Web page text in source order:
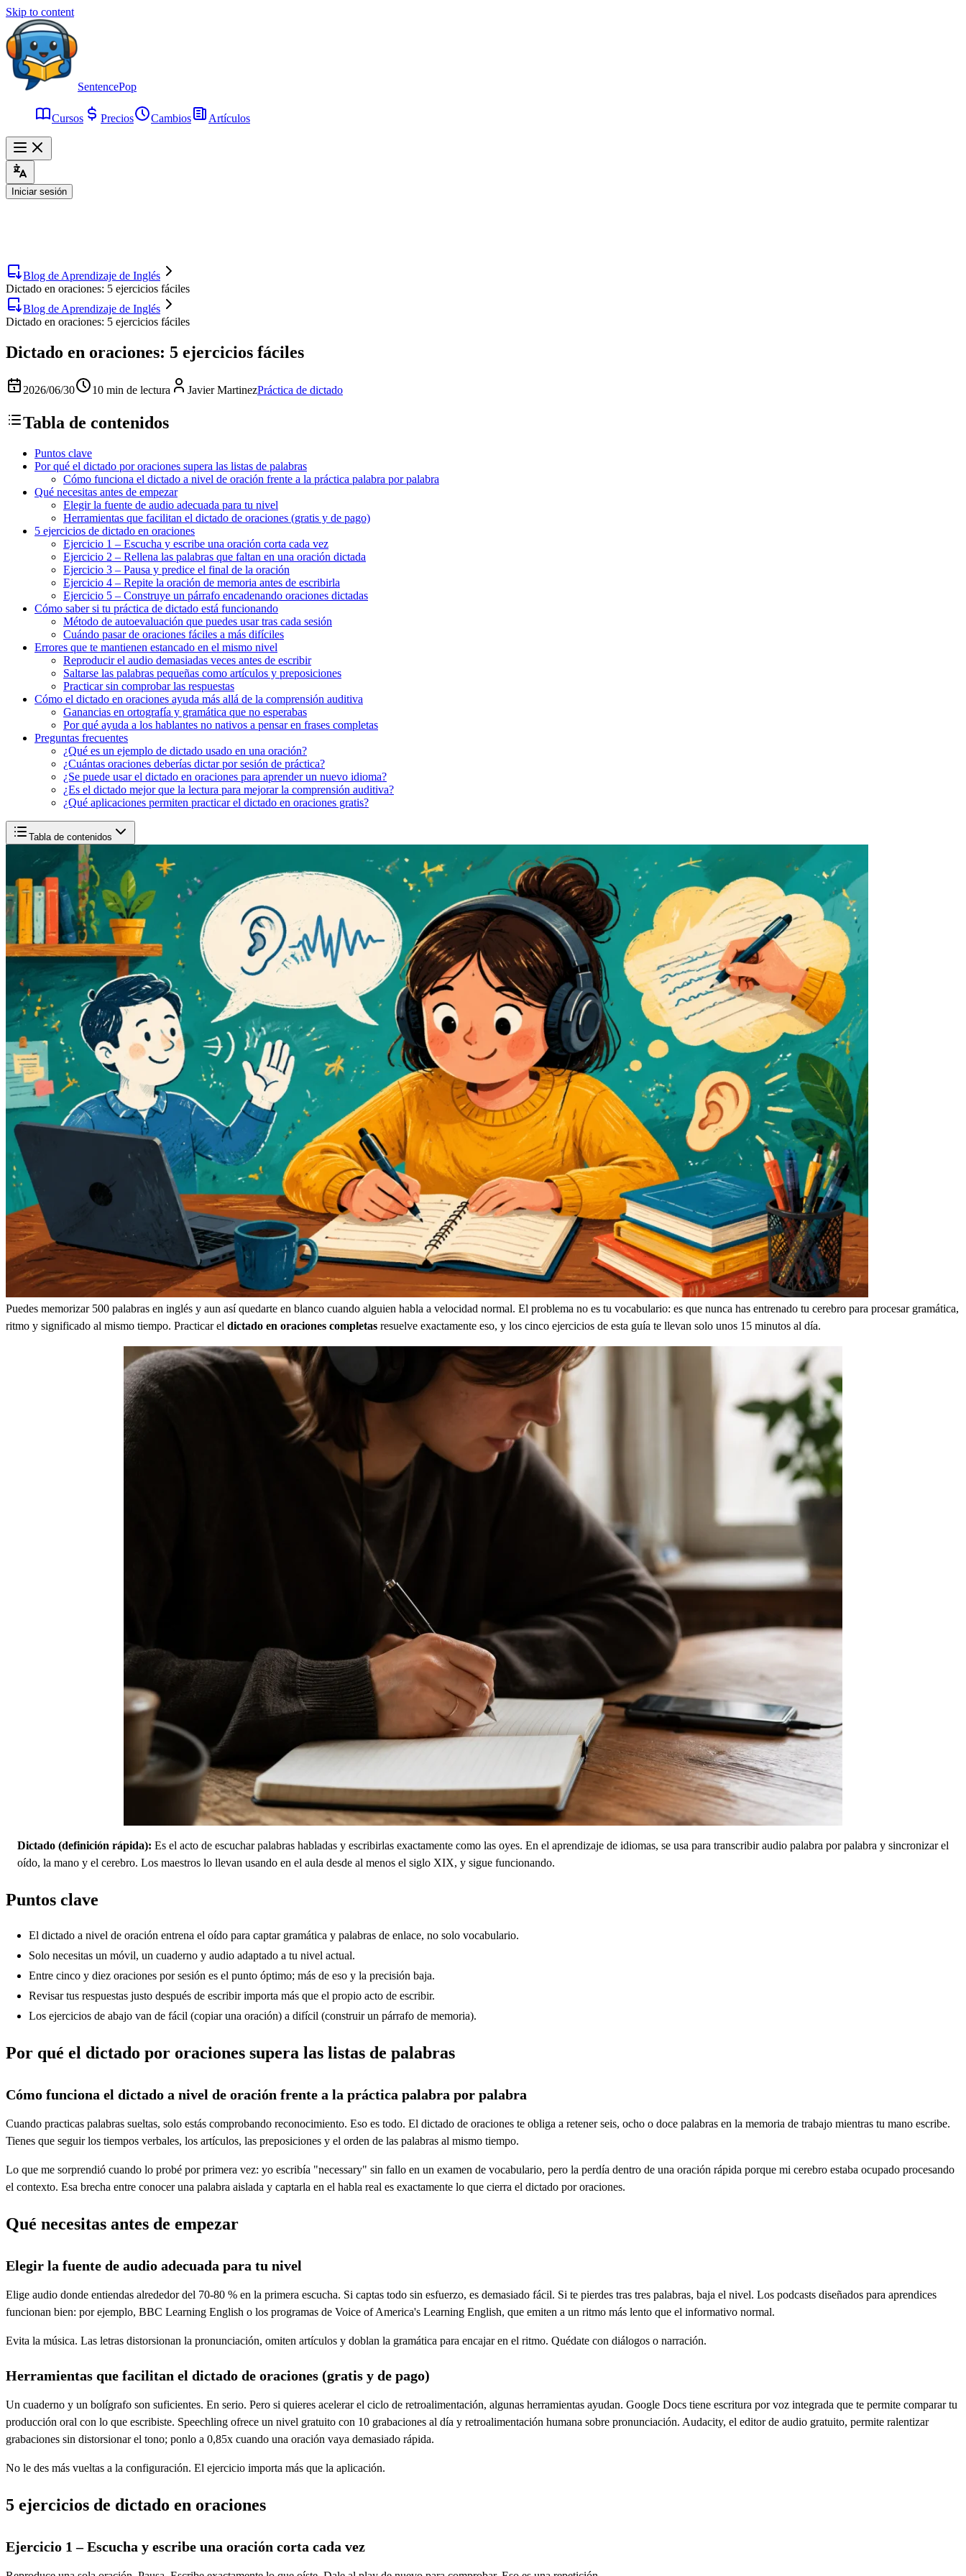
Skip to content
SentencePop
Cursos Precios Cambios Artículos
Iniciar sesión
Blog de Aprendizaje de Inglés
Dictado en oraciones: 5 ejercicios fáciles
Blog de Aprendizaje de Inglés
Dictado en oraciones: 5 ejercicios fáciles
Dictado en oraciones: 5 ejercicios fáciles
2026/06/30 10 min de lectura Javier MartinezPráctica de dictado
Tabla de contenidos
Puntos clave
Por qué el dictado por oraciones supera las listas de palabras
Cómo funciona el dictado a nivel de oración frente a la práctica palabra por palabra
Qué necesitas antes de empezar
Elegir la fuente de audio adecuada para tu nivel
Herramientas que facilitan el dictado de oraciones (gratis y de pago)
5 ejercicios de dictado en oraciones
Ejercicio 1 – Escucha y escribe una oración corta cada vez
Ejercicio 2 – Rellena las palabras que faltan en una oración dictada
Ejercicio 3 – Pausa y predice el final de la oración
Ejercicio 4 – Repite la oración de memoria antes de escribirla
Ejercicio 5 – Construye un párrafo encadenando oraciones dictadas
Cómo saber si tu práctica de dictado está funcionando
Método de autoevaluación que puedes usar tras cada sesión
Cuándo pasar de oraciones fáciles a más difíciles
Errores que te mantienen estancado en el mismo nivel
Reproducir el audio demasiadas veces antes de escribir
Saltarse las palabras pequeñas como artículos y preposiciones
Practicar sin comprobar las respuestas
Cómo el dictado en oraciones ayuda más allá de la comprensión auditiva
Ganancias en ortografía y gramática que no esperabas
Por qué ayuda a los hablantes no nativos a pensar en frases completas
Preguntas frecuentes
¿Qué es un ejemplo de dictado usado en una oración?
¿Cuántas oraciones deberías dictar por sesión de práctica?
¿Se puede usar el dictado en oraciones para aprender un nuevo idioma?
¿Es el dictado mejor que la lectura para mejorar la comprensión auditiva?
¿Qué aplicaciones permiten practicar el dictado en oraciones gratis?
Tabla de contenidos
Puedes memorizar 500 palabras en inglés y aun así quedarte en blanco cuando alguien habla a velocidad normal. El problema no es tu vocabulario: es que nunca has entrenado tu cerebro para procesar gramática,
ritmo y significado al mismo tiempo. Practicar el dictado en oraciones completas resuelve exactamente eso, y los cinco ejercicios de esta guía te llevan solo unos 15 minutos al día.
Dictado (definición rápida): Es el acto de escuchar palabras habladas y escribirlas exactamente como las oyes. En el aprendizaje de idiomas, se usa para transcribir audio palabra por palabra y sincronizar el
oído, la mano y el cerebro. Los maestros lo llevan usando en el aula desde al menos el siglo XIX, y sigue funcionando.
Puntos clave
El dictado a nivel de oración entrena el oído para captar gramática y palabras de enlace, no solo vocabulario.
Solo necesitas un móvil, un cuaderno y audio adaptado a tu nivel actual.
Entre cinco y diez oraciones por sesión es el punto óptimo; más de eso y la precisión baja.
Revisar tus respuestas justo después de escribir importa más que el propio acto de escribir.
Los ejercicios de abajo van de fácil (copiar una oración) a difícil (construir un párrafo de memoria).
Por qué el dictado por oraciones supera las listas de palabras
Cómo funciona el dictado a nivel de oración frente a la práctica palabra por palabra
Cuando practicas palabras sueltas, solo estás comprobando reconocimiento. Eso es todo. El dictado de oraciones te obliga a retener seis, ocho o doce palabras en la memoria de trabajo mientras tu mano escribe.
Tienes que seguir los tiempos verbales, los artículos, las preposiciones y el orden de las palabras al mismo tiempo.
Lo que me sorprendió cuando lo probé por primera vez: yo escribía "necessary" sin fallo en un examen de vocabulario, pero la perdía dentro de una oración rápida porque mi cerebro estaba ocupado procesando
el contexto. Esa brecha entre conocer una palabra aislada y captarla en el habla real es exactamente lo que cierra el dictado por oraciones.
Qué necesitas antes de empezar
Elegir la fuente de audio adecuada para tu nivel
Elige audio donde entiendas alrededor del 70-80 % en la primera escucha. Si captas todo sin esfuerzo, es demasiado fácil. Si te pierdes tras tres palabras, baja el nivel. Los podcasts diseñados para aprendices
funcionan bien: por ejemplo, BBC Learning English o los programas de Voice of America's Learning English, que emiten a un ritmo más lento que el informativo normal.
Evita la música. Las letras distorsionan la pronunciación, omiten artículos y doblan la gramática para encajar en el ritmo. Quédate con diálogos o narración.
Herramientas que facilitan el dictado de oraciones (gratis y de pago)
Un cuaderno y un bolígrafo son suficientes. En serio. Pero si quieres acelerar el ciclo de retroalimentación, algunas herramientas ayudan. Google Docs tiene escritura por voz integrada que te permite comparar tu
producción oral con lo que escribiste. Speechling ofrece un nivel gratuito con 10 grabaciones al día y retroalimentación humana sobre pronunciación. Audacity, el editor de audio gratuito, permite ralentizar
grabaciones sin distorsionar el tono; ponlo a 0,85x cuando una oración vaya demasiado rápida.
No le des más vueltas a la configuración. El ejercicio importa más que la aplicación.
5 ejercicios de dictado en oraciones
Ejercicio 1 – Escucha y escribe una oración corta cada vez